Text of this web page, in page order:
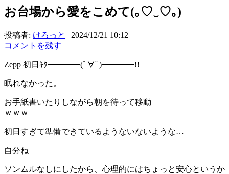
お台場から愛をこめて(⁠｡⁠♡⁠‿⁠♡⁠｡⁠)
投稿者: けろっと | 2024/12/21 10:12
コメントを残す
Zepp 初日ｷﾀ━━━━(ﾟ∀ﾟ)━━━━!!
眠れなかった。
お手紙書いたりしながら朝を待って移動
ｗｗｗ
初日すぎて準備できているようないないような…
自分ね
ソンムルなしにしたから、心理的にはちょっと安心というか